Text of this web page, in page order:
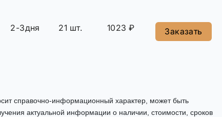
2-3дня 21 шт. 1023 ₽ Заказать
справочно-информационный характер, может быть
актуальной информации о наличии, стоимости, сроков